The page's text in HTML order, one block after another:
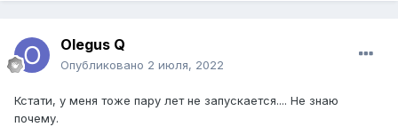
Olegus Q
Опубликовано 2 июля, 2022
Кстати, у меня тоже пару лет не запускается.... Не знаю
почему.